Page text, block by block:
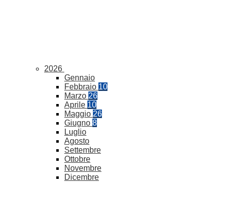
2026
Gennaio
Febbraio 10
Marzo 26
Aprile 10
Maggio 26
Giugno 8
Luglio
Agosto
Settembre
Ottobre
Novembre
Dicembre